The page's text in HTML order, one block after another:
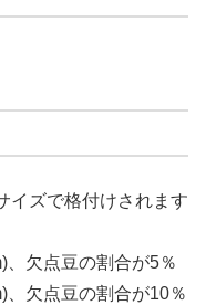
イズで格付けされます
欠点豆の割合が5％
欠点豆の割合が10％